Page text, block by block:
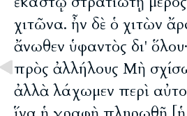
χιτῶνα. ἦν δὲ ὁ χιτὼν
ἄνωθεν ὑφαντὸς δι' ὅλου·
πρὸς ἀλλήλους Μὴ
ἀλλὰ λάχωμεν περὶ